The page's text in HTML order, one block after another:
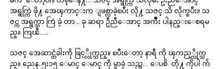
အရွက္ကြဲ ဖို႔ အေၾကာင္းက ျဖစ္လာခဲ့ၿပီး လို႔ သဇင္ သိ လိုက္ၿပီး။ သ
ဇင္က အရွက္သာ ကြဲ ခဲ့ တာ .. ခု ဆရာ ဦညီေအာင္ အက်ိဳး ပါနည္းေစရမ
ည္။ ကြၽီ…..
သဇင္ အေဆာင္တံခါးကို ဖြင့္လိုက္သည္။ ၿပီးေတာ့ နာရီ ကို ၾကည့္လိုက္သ
ည္။ ညေန..၅း၁၅ ေမာင္ ေမာင္ ကို မွာခဲ့ သည္က… ေပစိ တို႔ ကိုပါ က်ဴ